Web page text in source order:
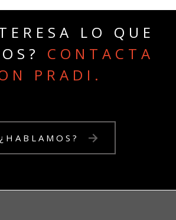
LO QUE
CONTACTA
PRADI.
¿HABLAMOS?